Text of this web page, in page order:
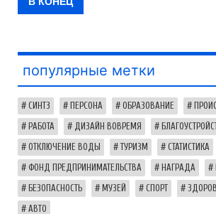
популярные метки
СИНТЗ ПЕРСОНА ОБРАЗОВАНИЕ
РАБОТА ДИЗАЙН ВОВРЕМЯ
ОТКЛЮЧЕНИЕ ВОДЫ ТУРИЗМ СТАТИСТИКА
ФОНД ПРЕДПРИНИМАТЕЛЬСТВА НАГРАДА
БЕЗОПАСНОСТЬ МУЗЕЙ СПОРТ
АВТО